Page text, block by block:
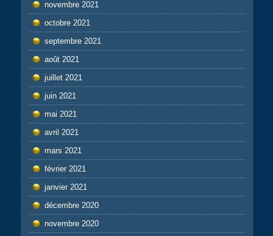
novembre 2021
octobre 2021
septembre 2021
août 2021
juillet 2021
juin 2021
mai 2021
avril 2021
mars 2021
février 2021
janvier 2021
décembre 2020
novembre 2020